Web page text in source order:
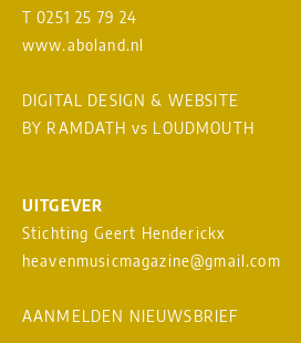
T 0251 25 79 24
www.aboland.nl
DIGITAL DESIGN & WEBSITE
BY RAMDATH vs LOUDMOUTH
UITGEVER
Stichting Geert Henderickx
heavenmusicmagazine@gmail.com
AANMELDEN NIEUWSBRIEF